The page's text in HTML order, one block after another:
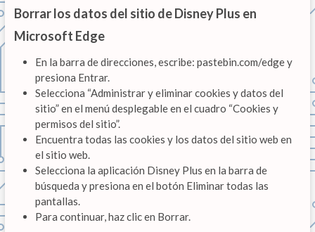
Borrar los datos del sitio de Disney Plus en
Microsoft Edge
En la barra de direcciones, escribe: pastebin.com/edge y
presiona Entrar.
Selecciona “Administrar y eliminar cookies y datos del
sitio” en el menú desplegable en el cuadro “Cookies y
permisos del sitio”.
Encuentra todas las cookies y los datos del sitio web en
el sitio web.
Selecciona la aplicación Disney Plus en la barra de
búsqueda y presiona en el botón Eliminar todas las
pantallas.
Para continuar, haz clic en Borrar.